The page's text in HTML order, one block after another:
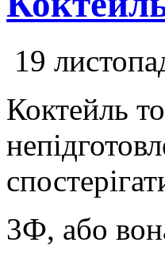
19
Коктейль
3Ф, або